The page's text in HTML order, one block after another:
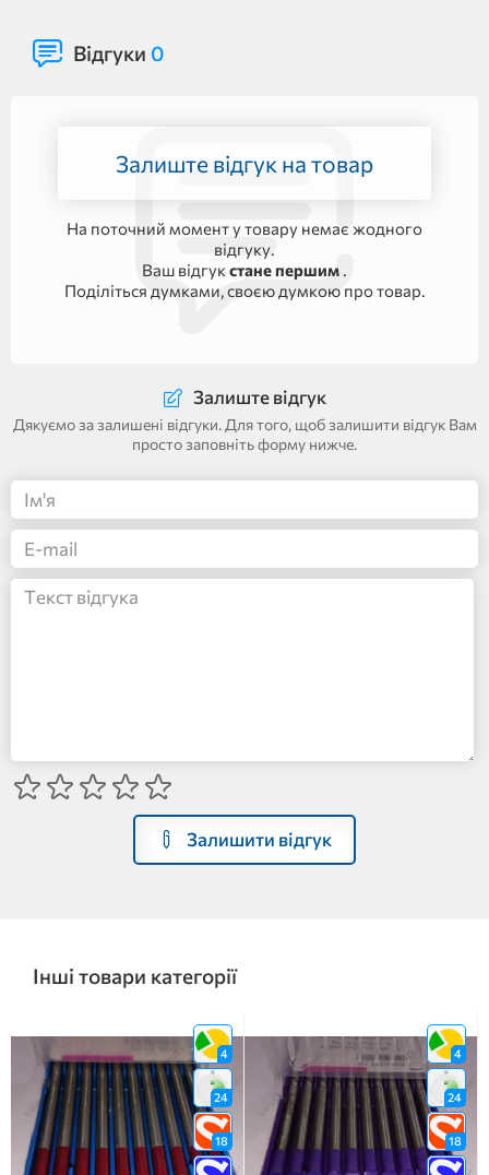
Відгуки 0
Залиште відгук на товар
На поточний момент у товару немає жодного
відгуку.
Ваш відгук стане першим .
Поділіться думками, своєю думкою про товар.
Залиште відгук
Дякуємо за залишені відгуки. Для того, щоб залишити відгук Вам
просто заповніть форму нижче.
Залишити відгук
Інші товари категорії
4
24
18
4
24
18